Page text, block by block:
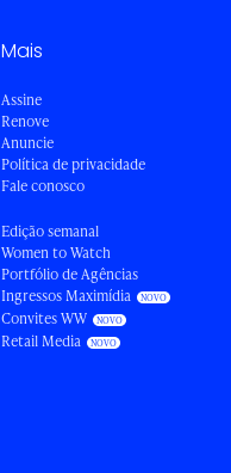
Mais
Assine
Renove
Anuncie
Política de privacidade
Fale conosco
Edição semanal
Women to Watch
Portfólio de Agências
Ingressos Maximídia
Convites WW
Retail Media